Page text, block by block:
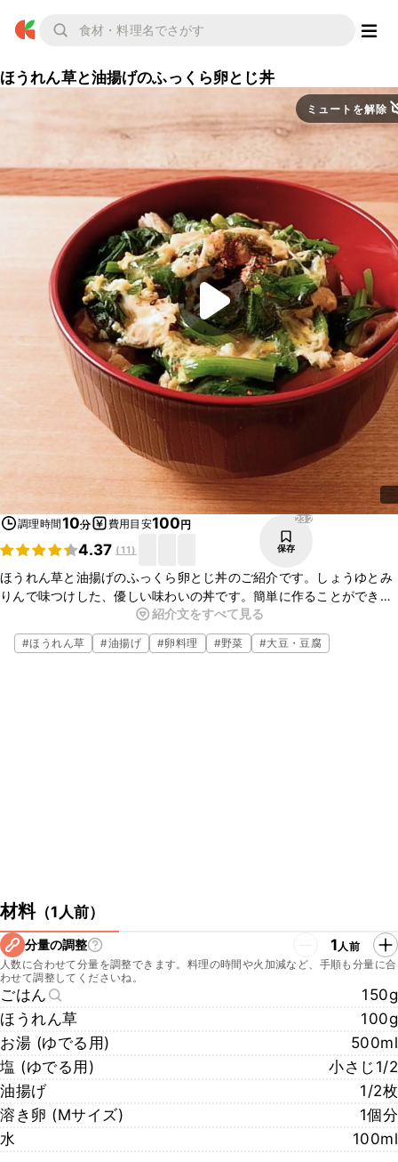
ほうれん草と油揚げのふっくら卵とじ丼
ミュートを解除
調理時間10分 費用目安100円
4.37 (11)
232
保存
ほうれん草と油揚げのふっくら卵とじ丼のご紹介です。しょうゆとみ
りんで味つけした、優しい味わいの丼です。簡単に作ることができま
すので、忙しい日の朝食にもおすすめですよ。
紹介文をすべて見る
#ほうれん草 #油揚げ #卵料理 #野菜 #大豆・豆腐
材料（1人前）
分量の調整 1人前
人数に合わせて分量を調整できます。料理の時間や火加減など、手順も分量に合
わせて調整してくださいね。
ごはん
150g
ほうれん草
100g
お湯 (ゆでる用)
500ml
塩 (ゆでる用)
小さじ1/2
油揚げ
1/2枚
溶き卵 (Mサイズ)
1個分
水
100ml